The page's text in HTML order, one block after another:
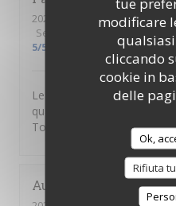
modificare
cliccando
cookie in
delle
Ok,
Rifiuta
2026-06-18
- 18:30 - Ospiti 2
Servizio
Atmosfera : /5
5/5
Les prestations sont
qualité des mets proposés,
Toujours un grand plaisir !
Aurelie